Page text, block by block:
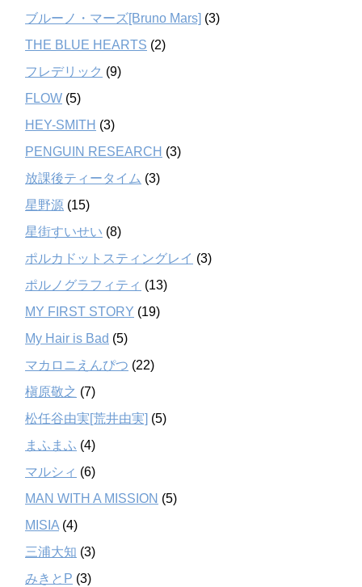
ブルーノ・マーズ[Bruno Mars] (3)
THE BLUE HEARTS (2)
フレデリック (9)
FLOW (5)
HEY-SMITH (3)
PENGUIN RESEARCH (3)
放課後ティータイム (3)
星野源 (15)
星街すいせい (8)
ポルカドットスティングレイ (3)
ポルノグラフィティ (13)
MY FIRST STORY (19)
My Hair is Bad (5)
マカロニえんぴつ (22)
槇原敬之 (7)
松任谷由実[荒井由実] (5)
まふまふ (4)
マルシィ (6)
MAN WITH A MISSION (5)
MISIA (4)
三浦大知 (3)
みきとP (3)